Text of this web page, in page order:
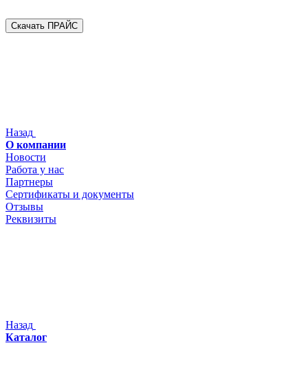
Скачать ПРАЙС
Назад
О компании
Новости
Работа у нас
Партнеры
Сертификаты и документы
Отзывы
Реквизиты
Назад
Каталог